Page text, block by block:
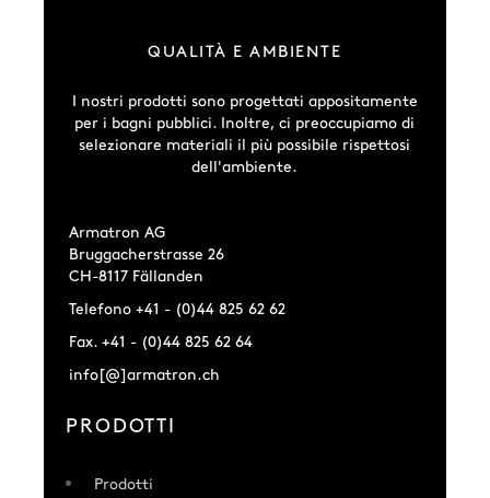
QUALITÀ E AMBIENTE
I nostri prodotti sono progettati appositamente
per i bagni pubblici. Inoltre, ci preoccupiamo di
selezionare materiali il più possibile rispettosi
dell'ambiente.
Armatron AG
Bruggacherstrasse 26
CH-8117 Fällanden
Telefono +41 - (0)44 825 62 62
Fax. +41 - (0)44 825 62 64
info[@]armatron.ch
PRODOTTI
Prodotti